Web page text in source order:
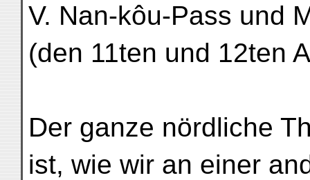
V. Nan-kôu-Pass und
(den 11ten und 12ten
Der ganze nördliche
ist, wie wir an einer